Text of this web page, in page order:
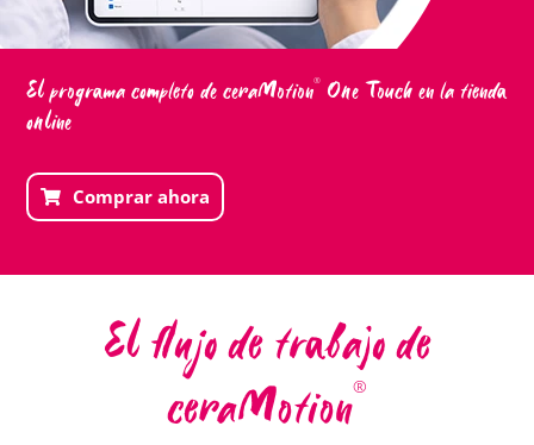
El programa completo de ceraMotion®
One Touch en la tienda
online
Comprar ahora
El flujo de trabajo de
ceraMotion®